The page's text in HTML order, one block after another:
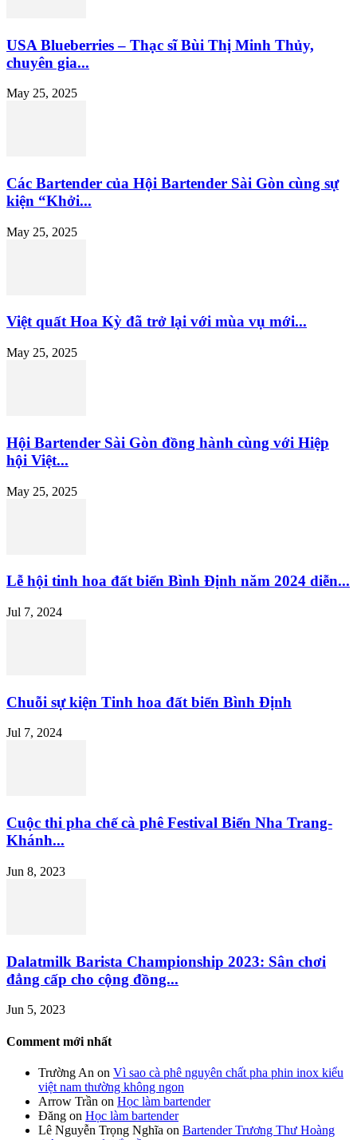
USA Blueberries – Thạc sĩ Bùi Thị Minh Thủy,
chuyên gia...
May 25, 2025
Các Bartender của Hội Bartender Sài Gòn cùng sự
kiện “Khởi...
May 25, 2025
Việt quất Hoa Kỳ đã trở lại với mùa vụ mới...
May 25, 2025
Hội Bartender Sài Gòn đồng hành cùng với Hiệp
hội Việt...
May 25, 2025
Lễ hội tinh hoa đất biển Bình Định năm 2024 diễn...
Jul 7, 2024
Chuỗi sự kiện Tinh hoa đất biển Bình Định
Jul 7, 2024
Cuộc thi pha chế cà phê Festival Biển Nha Trang-
Khánh...
Jun 8, 2023
Dalatmilk Barista Championship 2023: Sân chơi
đẳng cấp cho cộng đồng...
Jun 5, 2023
Comment mới nhất
Trường An on Vì sao cà phê nguyên chất pha phin inox kiểu
việt nam thường không ngon
Arrow Trần on Học làm bartender
Đăng on Học làm bartender
Lê Nguyễn Trọng Nghĩa on Bartender Trương Thư Hoàng